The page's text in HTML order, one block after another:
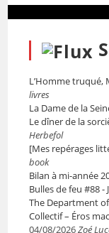
L’Homme truqué,
livres
La Dame de la
Le dîner de la
Herbefol
[Mes repérages
book
Bilan à mi-année
Bulles de feu #88 -
The Department
Collectif – Éros
04/08/2026Zoé